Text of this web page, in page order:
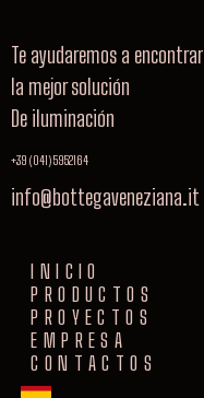
Te ayudaremos a encontrar
la mejor solución
De iluminación
+39 (041) 5952164
info@bottegaveneziana.it
INICIO
PRODUCTOS
PROYECTOS
EMPRESA
CONTACTOS